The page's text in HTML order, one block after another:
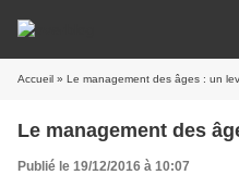
Accueil » Le management des âges : un
Le management des
Publié le 19/12/2016 à 10:07